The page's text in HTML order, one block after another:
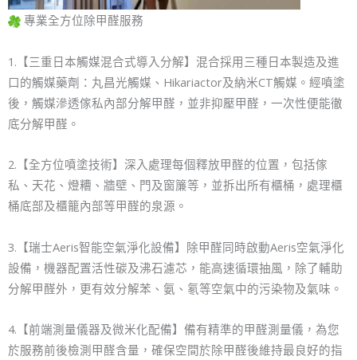
專業全方位除甲醛服務
1.【三重日本觸媒混合式導入分解】混合採用三種日本製造及進
口的觸媒藥劑：丸昌光觸媒、Hikariactor及納米CT觸媒。經噴塗
後，觸媒滲透傢私內部分解甲醛，並非抑壓甲醛，一次性便能徹
底分解甲醛。
2.【全方位噴塗技術】深入處理每個釋放甲醛的位置，包括傢
私、天花、燈糟、牆壁、門及窗簾等，並拆出所有櫃桶，處理櫃
桶底部及櫃籠內部等甲醛的泉源。
3.【瑞士Aeris智能空氣淨化設備】除甲醛同時啟動Aeris空氣淨化
設備，機器配置活性碳及沸石濾芯，能高速循環抽風，除了輔助
分解甲醛外，更有效分解苯、氨、氡等空氣中的污染物及氣味。
4.【前端測量儀器及微米化配備】備有精準的甲醛測量儀，為您
於服務前後檢測甲醛含量，確保空間於除甲醛後維持最良好的指